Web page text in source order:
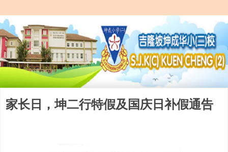
家长日，坤二行特假及国庆日补假通告